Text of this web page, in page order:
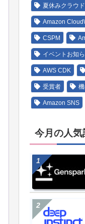
夏休みクラウ
Amazon
CSPM
イベントお知
AWS CDK
受賞者
Amazon SNS
今月の人気